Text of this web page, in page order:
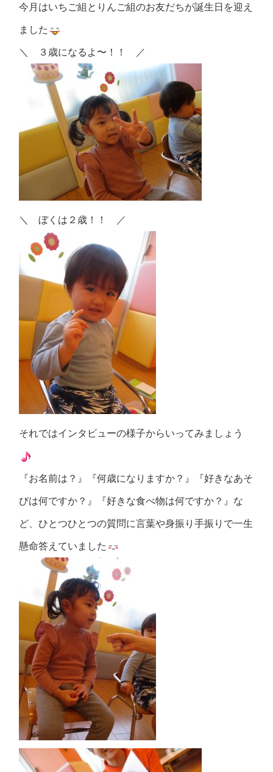
今月はいちご組とりんご組のお友だちが誕生日を迎え
ました
＼ ３歳になるよ〜！！ ／
＼ ぼくは２歳！！ ／
それではインタビューの様子からいってみましょう
『お名前は？』『何歳になりますか？』『好きなあそ
びは何ですか？』『好きな食べ物は何ですか？』な
ど、ひとつひとつの質問に言葉や身振り手振りで一生
懸命答えていました